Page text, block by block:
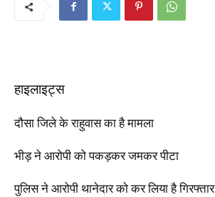
हाइलाइट्स
दौसा जिले के राहुवास का है मामला
भीड़ ने आरोपी को पकड़कर जमकर पीटा
पुलिस ने आरोपी थानेदार को कर लिया है गिरफ्तार